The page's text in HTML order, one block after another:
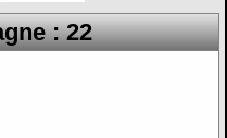
: 22